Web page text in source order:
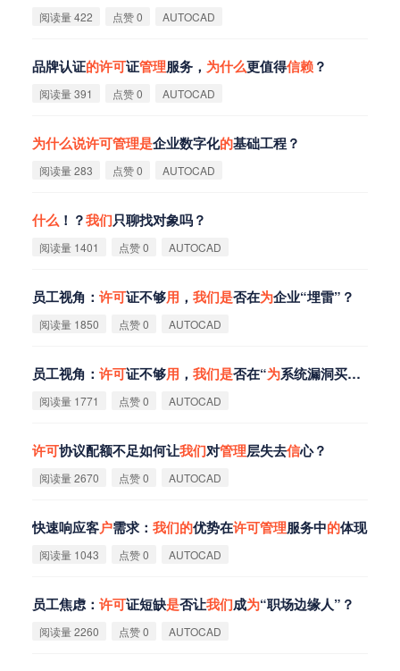
阅读量 422 点赞 0 AUTOCAD
品牌认证的许可证管理服务， 为什么更值得信赖？
阅读量 391 点赞 0 AUTOCAD
为什么说许可管理是企业数字化的基础工程？
阅读量 283 点赞 0 AUTOCAD
什么 ！？我们只聊找对象吗？
阅读量 1401 点赞 0 AUTOCAD
员工视角： 许可证不够用 ， 我们是否在为企业“埋雷”？
阅读量 1850 点赞 0 AUTOCAD
员工视角： 许可证不够用 ， 我们是否在“为系统漏洞买单”？
阅读量 1771 点赞 0 AUTOCAD
许可协议配额不足如何让我们对管理层失去信心？
阅读量 2670 点赞 0 AUTOCAD
快速响应客户需求： 我们的优势在许可管理服务中的体现
阅读量 1043 点赞 0 AUTOCAD
员工焦虑： 许可证短缺是否让我们成为“职场边缘人”？
阅读量 2260 点赞 0 AUTOCAD